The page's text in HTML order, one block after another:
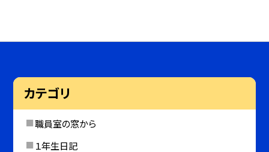
カテゴリ
職員室の窓から
１年生日記